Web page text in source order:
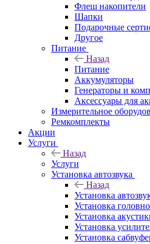
Флеш накопители
Шапки
Подарочные
Другое
Питание
Назад
Питание
Аккумуляторы
Генераторы и
Аксессуары для
Измерительное
Ремкомплекты
Акции
Услуги
Назад
Услуги
Установка автозвука
Назад
Установка
Установка
Установка
Установка
Установка